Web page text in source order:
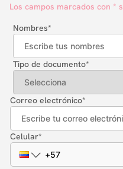
Los campos marcados con *
Nombres*
Tipo de documento*
Correo electrónico*
Celular*